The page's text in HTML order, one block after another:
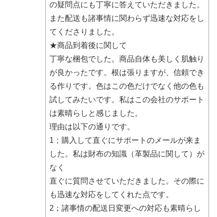
の疑問点にも丁寧に答えていただきました。
また配送も諸事情に関わらず迅速な対応をし
てくださりました。
★商品到着後に関して
丁寧な梱包でした。商品自体も美しく肌触り
が良かったです。根は張りますが、信頼でき
る作りです。色はこの色だけでなく他の色も
試してみたいです。私はこの会社のサポート
は素晴らしと感じました。
理由は以下の通りです。
1；購入して直ぐにサポートのメールが来ま
した。私は財布の知識（革製品に関して）が
なく
直ぐに質問させていただきました。その際に
も迅速な対応をしてくれた点です。
2；諸事情の配送日変更への対応も素晴らし